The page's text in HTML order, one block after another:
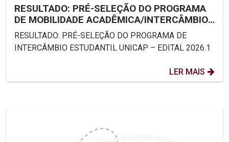
RESULTADO: PRÉ-SELEÇÃO DO PROGRAMA
DE MOBILIDADE ACADÊMICA/INTERCÂMBIO
ESTUDANTIL UNICAP – EDITAL...
RESULTADO: PRÉ-SELEÇÃO DO PROGRAMA DE
INTERCÂMBIO ESTUDANTIL UNICAP – EDITAL 2026.1
LER MAIS